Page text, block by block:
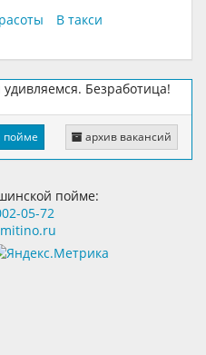
В такси
Безработица!
архив вакансий
пойме
пойме:
05-72